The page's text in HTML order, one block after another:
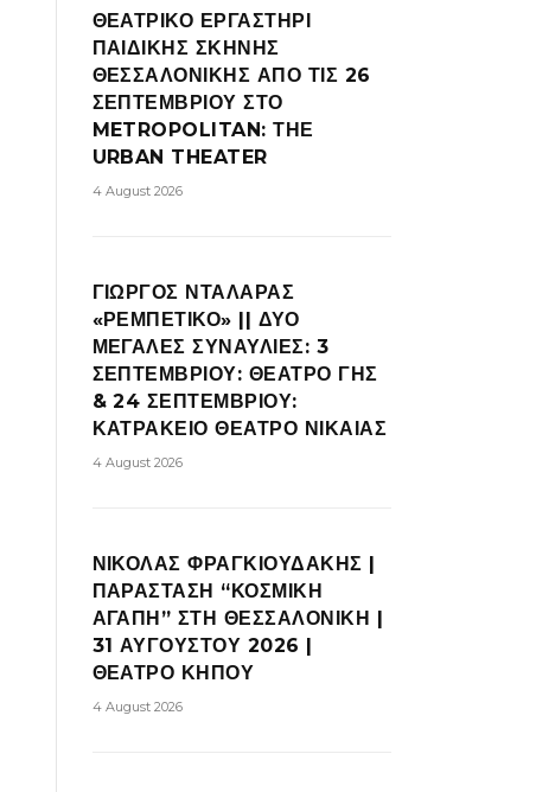
ΘΕΑΤΡΙΚΟ ΕΡΓΑΣΤΗΡΙ
ΠΑΙΔΙΚΗΣ ΣΚΗΝΗΣ
ΘΕΣΣΑΛΟΝΙΚΗΣ ΑΠΟ ΤΙΣ 26
ΣΕΠΤΕΜΒΡΙΟΥ ΣΤΟ
METROPOLITAN: ΤΗΕ
URBAN THEATER
4 August 2026
ΓΙΩΡΓΟΣ ΝΤΑΛΑΡΑΣ
«ΡΕΜΠΕΤΙΚΟ» || ΔΥΟ
ΜΕΓΑΛΕΣ ΣΥΝΑΥΛΙΕΣ: 3
ΣΕΠΤΕΜΒΡΙΟΥ: ΘΕΑΤΡΟ ΓΗΣ
& 24 ΣΕΠΤΕΜΒΡΙΟΥ:
ΚΑΤΡΑΚΕΙΟ ΘΕΑΤΡΟ ΝΙΚΑΙΑΣ
4 August 2026
ΝΙΚΟΛΑΣ ΦΡΑΓΚΙΟΥΔΑΚΗΣ |
ΠΑΡΑΣΤΑΣΗ “ΚΟΣΜΙΚΗ
ΑΓΑΠΗ” ΣΤΗ ΘΕΣΣΑΛΟΝΙΚΗ |
31 ΑΥΓΟΥΣΤΟΥ 2026 |
ΘΕΑΤΡΟ ΚΗΠΟΥ
4 August 2026